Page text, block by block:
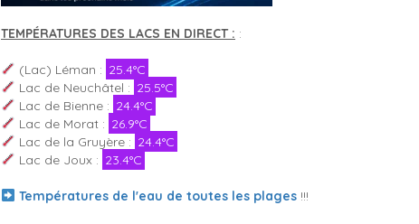
TEMPÉRATURES DES LACS EN DIRECT : :
(Lac) Léman : 25.4°C
Lac de Neuchâtel : 25.5°C
Lac de Bienne : 24.4°C
Lac de Morat : 26.9°C
Lac de la Gruyère : 24.4°C
Lac de Joux : 23.4°C
Températures de l'eau de toutes les plages!!!